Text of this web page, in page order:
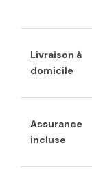
Livraison à
domicile
Assurance
incluse